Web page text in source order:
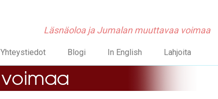
Läsnäoloa ja Jumalan muuttavaa voimaa
Yhteystiedot Blogi In English Lahjoita